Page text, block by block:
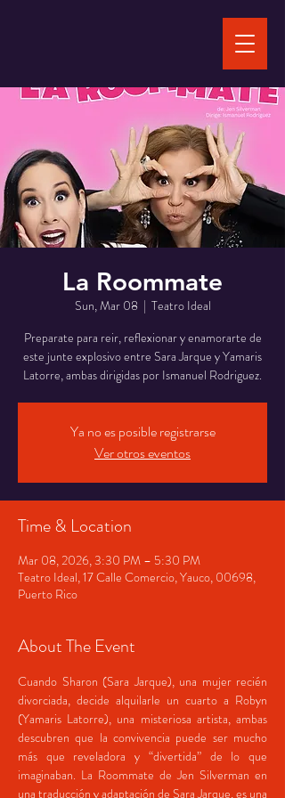
La Roommate
Sun, Mar 08
  |
Teatro Ideal
Preparate para reir, reflexionar y enamorarte de
este junte explosivo entre Sara Jarque y Yamaris
Latorre, ambas dirigidas por Ismanuel Rodriguez.
Ya no es posible registrarse
Ver otros eventos
Time & Location
Mar 08, 2026, 3:30 PM – 5:30 PM
Teatro Ideal, 17 Calle Comercio, Yauco, 00698,
Puerto Rico
About The Event
Cuando Sharon (Sara Jarque), una mujer recién
divorciada, decide alquilarle un cuarto a Robyn
(Yamaris Latorre), una misteriosa artista, ambas
descubren que la convivencia puede ser mucho
más que reveladora y “divertida” de lo que
imaginaban. La Roommate de Jen Silverman en
una traducción y adaptación de Sara Jarque, es una